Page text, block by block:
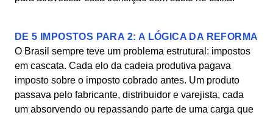
DE 5 IMPOSTOS PARA 2: A LÓGICA DA REFORMA
O Brasil sempre teve um problema estrutural: impostos
em cascata. Cada elo da cadeia produtiva pagava
imposto sobre o imposto cobrado antes. Um produto
passava pelo fabricante, distribuidor e varejista, cada
um absorvendo ou repassando parte de uma carga que